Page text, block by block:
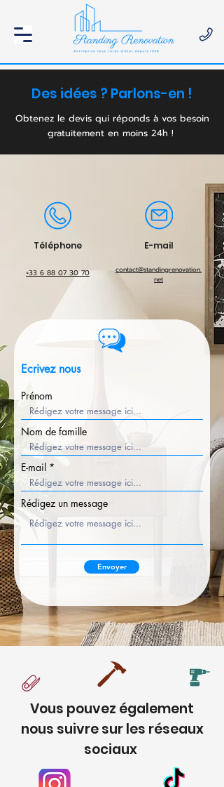
Des idées ? Parlons-en !
Obtenez le devis qui réponds à vos besoin
gratuitement en moins 24h !
Téléphone
+33 6 88 07 30 70
E-mail
contact@standingrenovation.
net
Ecrivez nous
Prénom
Nom de famille
E-mail
Rédigez un message
Envoyer
Vous pouvez également
nous suivre sur les réseaux
sociaux